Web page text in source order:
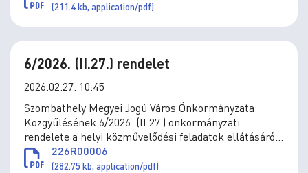
(211.4 kb, application/pdf)
6/2026. (II.27.) rendelet
2026.02.27. 10:45
Szombathely Megyei Jogú Város Önkormányzata
Közgyűlésének 6/2026. (II.27.) önkormányzati
rendelete a helyi közművelődési feladatok ellátásáról
szóló 5/2020. (III.5.) önkormányzati rendelet
módosításáról
226R00006
(282.75 kb, application/pdf)